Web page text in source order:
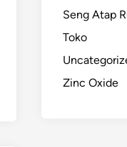
Seng Atap
Toko
Zinc Oxide